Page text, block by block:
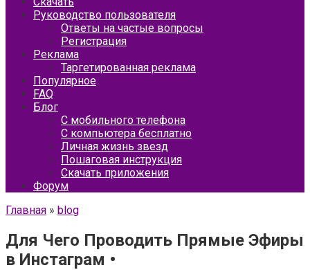
Руководство пользователя
Ответы на частые вопросы
Регистрация
Реклама
Таргетированная реклама
Популярное
FAQ
Блог
С мобильного телефона
С компьютера бесплатно
Личная жизнь звезд
Пошаговая инструкция
Скачать приложения
Форум
Главная » blog
Для Чего Проводить Прямые Эфиры
в Инстаграм •